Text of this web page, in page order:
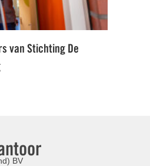
van Stichting De
BV